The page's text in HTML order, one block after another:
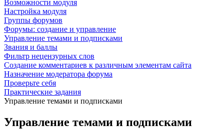
Возможности модуля
Настройка модуля
Группы форумов
Форумы: создание и управление
Управление темами и подписками
Звания и баллы
Фильтр нецензурных слов
Создание комментариев к различным элементам сайта
Назначение модератора форума
Проверьте себя
Практические задания
Управление темами и подписками
Управление темами и подписками